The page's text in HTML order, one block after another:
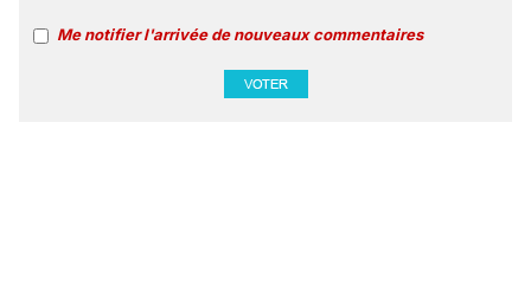
Me notifier l'arrivée de nouveaux commentaires